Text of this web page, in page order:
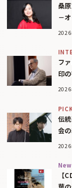
桑
－
2026
フ
印
2026
伝
会
2026
【